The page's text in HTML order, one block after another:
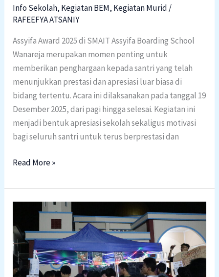
Info Sekolah, Kegiatan BEM, Kegiatan Murid /
RAFEEFYA ATSANIY
Assyifa Award 2025 di SMAIT Assyifa Boarding School
Wanareja merupakan momen penting untuk
memberikan penghargaan kepada santri yang telah
menunjukkan prestasi dan apresiasi luar biasa di
bidang tertentu. Acara ini dilaksanakan pada tanggal 19
Desember 2025, dari pagi hingga selesai. Kegiatan ini
menjadi bentuk apresiasi sekolah sekaligus motivasi
bagi seluruh santri untuk terus berprestasi dan
Read More »
Perdana!
Pelaksanaan
Kegiatan
Market
Day